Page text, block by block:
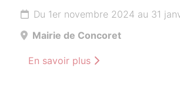
Du 1er novembre 2024 au 31
Mairie de Concoret
En savoir plus